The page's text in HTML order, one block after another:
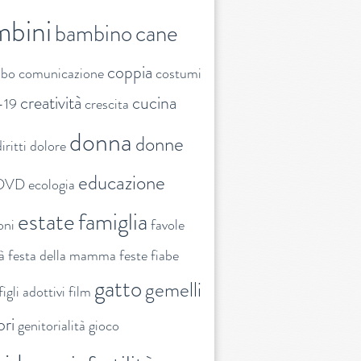
bambinocane
comunicazionecoppia costumi
creatività crescita cucina
doloredonnadonne
ecologia educazione
estatefamiglia favole
festa della mamma festefiabe
adottivi film gattogemelli
genitorialità gioco